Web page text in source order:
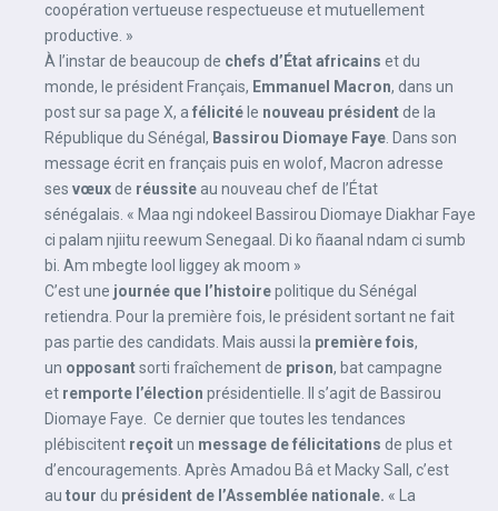
coopération vertueuse respectueuse et mutuellement
productive. »
À l’instar de beaucoup de chefs d’État africains et du
monde, le président Français, Emmanuel Macron, dans un
post sur sa page X, a félicité le nouveau président de la
République du Sénégal, Bassirou Diomaye Faye. Dans son
message écrit en français puis en wolof, Macron adresse
ses vœux de réussite au nouveau chef de l’État
sénégalais. « Maa ngi ndokeel Bassirou Diomaye Diakhar Faye
ci palam njiitu reewum Senegaal. Di ko ñaanal ndam ci sumb
bi. Am mbegte lool liggey ak moom »
C’est une journée que l’histoirepolitique du Sénégal
retiendra. Pour la première fois, le président sortant ne fait
pas partie des candidats. Mais aussi la première fois,
un opposantsorti fraîchement de prison, bat campagne
et remporte l’élection présidentielle. Il s’agit de Bassirou
Diomaye Faye. Ce dernier que toutes les tendances
plébiscitent reçoitun message de félicitations de plus et
d’encouragements. Après Amadou Bâ et Macky Sall, c’est
au tour du président de l’Assemblée nationale. « La